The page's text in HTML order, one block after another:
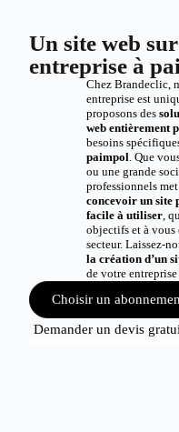
Un site web
entreprise à
Chez Brandeclic,
entreprise est
proposons des
web entièrement
besoins
paimpol. Que
ou une grande
professionnels
concevoir un site
facile à utiliser,
objectifs et à vous
secteur. Laissez-
la création d’un
de votre
Choisir un
Demander un devis